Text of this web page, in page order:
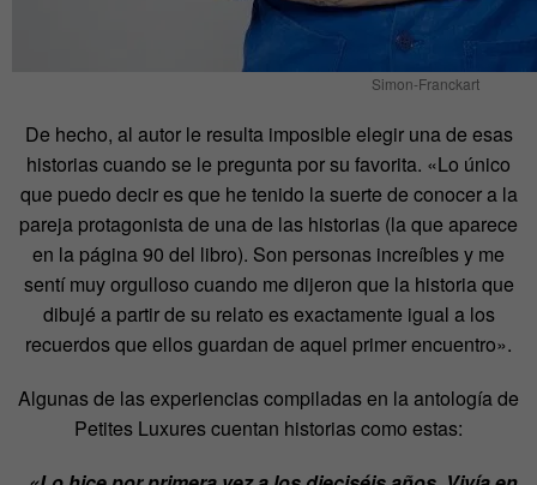
Simon-Franckart
De hecho, al autor le resulta imposible elegir una de esas
historias cuando se le pregunta por su favorita. «Lo único
que puedo decir es que he tenido la suerte de conocer a la
pareja protagonista de una de las historias (la que aparece
en la página 90 del libro). Son personas increíbles y me
sentí muy orgulloso cuando me dijeron que la historia que
dibujé a partir de su relato es exactamente igual a los
recuerdos que ellos guardan de aquel primer encuentro».
Algunas de las experiencias compiladas en la antología de
Petites Luxures cuentan historias como estas: